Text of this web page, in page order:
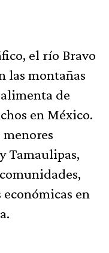
el río Bravo
las montañas
alimenta de
en México.
Tamaulipas,
en